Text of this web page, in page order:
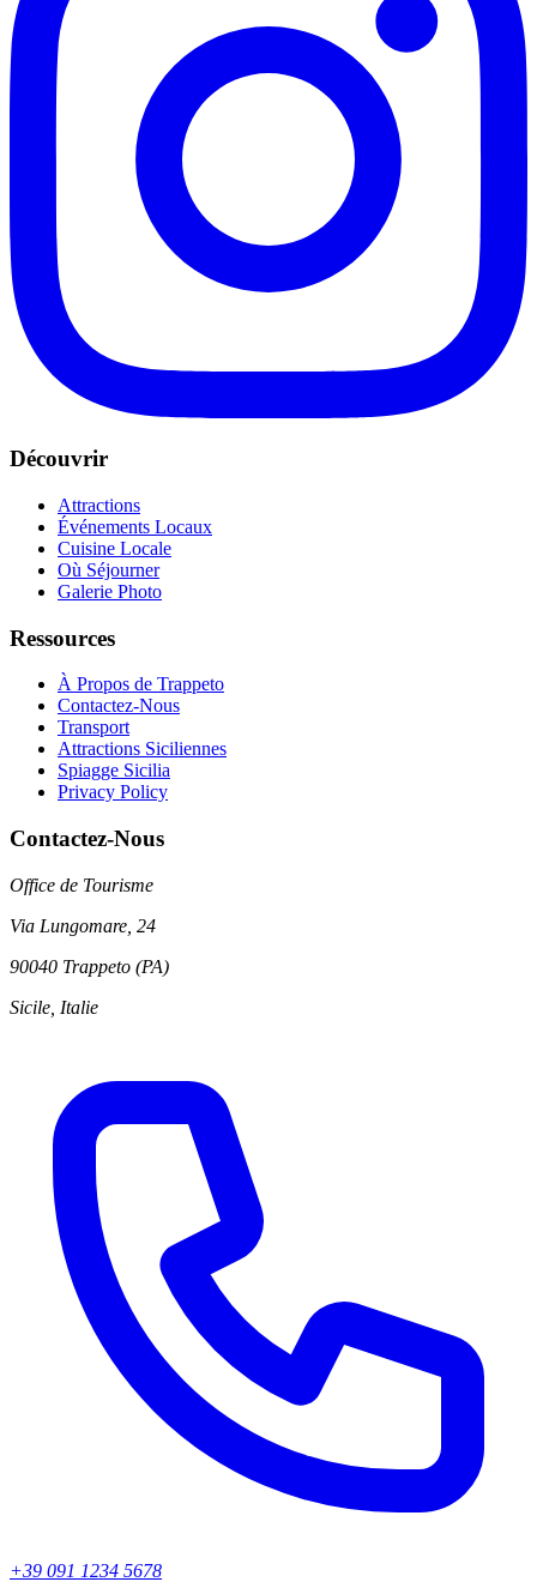
Découvrir
Attractions
Événements Locaux
Cuisine Locale
Où Séjourner
Galerie Photo
Ressources
À Propos de Trappeto
Contactez-Nous
Transport
Attractions Siciliennes
Spiagge Sicilia
Privacy Policy
Contactez-Nous
Office de Tourisme
Via Lungomare, 24
90040 Trappeto (PA)
Sicile, Italie
+39 091 1234 5678